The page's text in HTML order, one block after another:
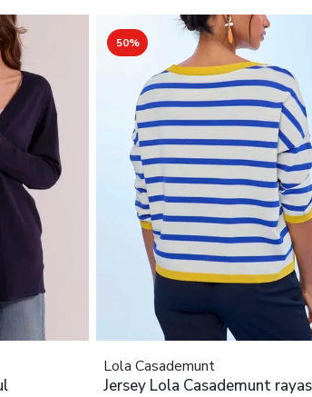
50%
Lola Casademunt
Jersey Lola Casademunt rayas